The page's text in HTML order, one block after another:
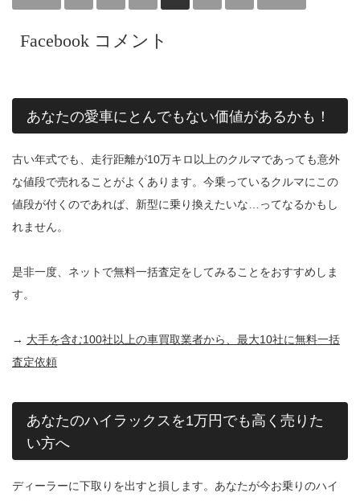
Facebook コメント
あなたの愛車にとんでもない価値があるかも！
古い年式でも、走行距離が10万キロ以上のクルマであっても意外
な値段で売れることがよくあります。今乗っているクルマにこの
値段が付くのであれば、新型に乗り換えたいな…ってなるかもし
れません。
是非一度、ネットで無料一括査定をしてみることをおすすめしま
す。
→ 大手を含む100社以上の車買取業者から、最大10社に無料一括
査定依頼
あなたのハイラックスを1万円でも高く売りた
い方へ
ディーラーに下取りを出すと損します。あなたが今お乗りのハイ